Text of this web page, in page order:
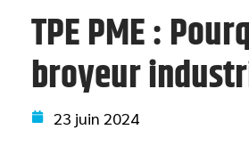
TPE PME :
broyeur
23 juin 2024